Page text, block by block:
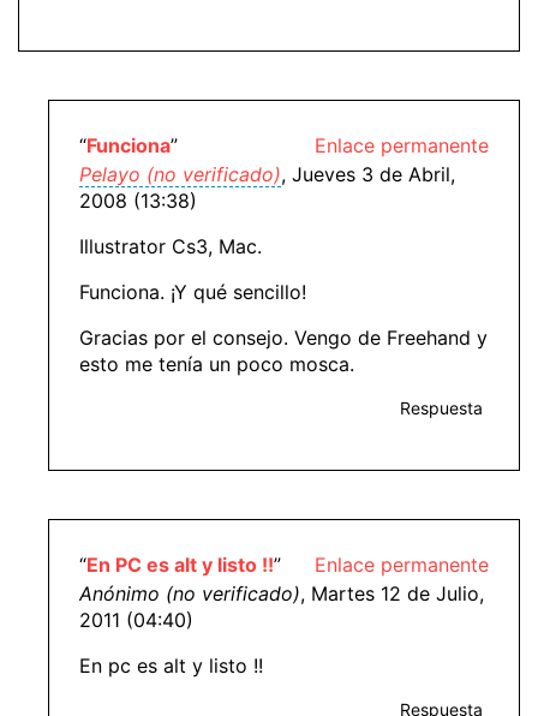
Enlace permanente
“Funciona”
Pelayo (no verificado), Jueves 3 de Abril,
2008 (13:38)
Illustrator Cs3, Mac.
Funciona. ¡Y qué sencillo!
Gracias por el consejo. Vengo de Freehand y
esto me tenía un poco mosca.
Respuesta
Enlace permanente
“En PC es alt y listo !!”
Anónimo (no verificado), Martes 12 de Julio,
2011 (04:40)
En pc es alt y listo !!
Respuesta